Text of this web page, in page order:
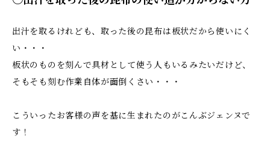
出汁を取るけれども、取った後の昆布は板状だから使いにく
い・・・
板状のものを刻んで具材として使う人もいるみたいだけど、
そもそも刻む作業自体が面倒くさい・・・
こういったお客様の声を基に生まれたのがこんぶジェンヌで
す！